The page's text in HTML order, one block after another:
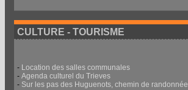
CULTURE - TOURISME
- Location des salles communales
- Agenda culturel du Trieves
- Sur les pas des Huguenots, chemin de randonnée